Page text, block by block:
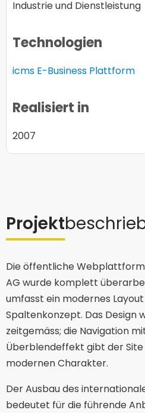
Industrie und Dienstleistung
Technologien
icms E-Business Plattform
Realisiert in
2007
Projekt
Die öffentliche Webplattform
AG wurde komplett
umfasst ein modernes
Spaltenkonzept. Das Design
zeitgemäss; die Navigation
Überblendeffekt gibt der
modernen Charakter.
Der Ausbau des
bedeutet für die führende